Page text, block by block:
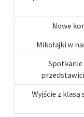
Nowe
Mikołajki w
Spotkanie
Wyjście z